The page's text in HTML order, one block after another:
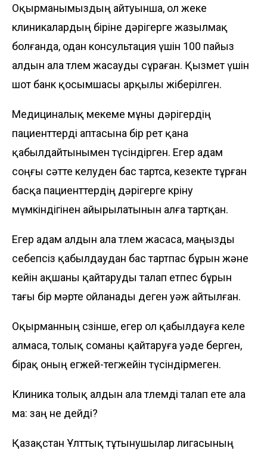
Оқырманымыздың айтуынша, ол жеке
клиникалардың біріне дәрігерге жазылмақ
болғанда, одан консультация үшін 100 пайыз
алдын ала төлем жасауды сұраған. Қызмет үшін
шот банк қосымшасы арқылы жіберілген.
Медициналық мекеме мұны дәрігердің
пациенттерді аптасына бір рет қана
қабылдайтынымен түсіндірген. Егер адам
соңғы сәтте келуден бас тартса, кезекте тұрған
басқа пациенттердің дәрігерге көріну
мүмкіндігінен айырылатынын алға тартқан.
Егер адам алдын ала төлем жасаса, маңызды
себепсіз қабылдаудан бас тартпас бұрын және
кейін ақшаны қайтаруды талап етпес бұрын
тағы бір мәрте ойланады деген уәж айтылған.
Оқырманның сөзінше, егер ол қабылдауға келе
алмаса, толық соманы қайтаруға уәде берген,
бірақ оның егжей-тегжейін түсіндірмеген.
Клиника толық алдын ала төлемді талап ете ала
ма: заң не дейді?
Қазақстан Ұлттық тұтынушылар лигасының